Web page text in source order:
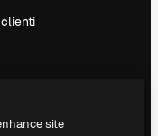
site